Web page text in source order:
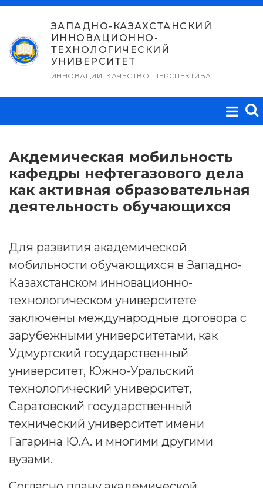
Перейти
содержимому
ЗАПАДНО-КАЗАХСТАНСКИЙ
ИННОВАЦИОННО-
ТЕХНОЛОГИЧЕСКИЙ
УНИВЕРСИТЕТ
ИННОВАЦИИ, КАЧЕСТВО, ПЕРСПЕКТИВА
Акдемическая мобильность
кафедры нефтегазового дела
как активная образовательная
деятельность обучающихся
Для развития академической
мобильности обучающихся в Западно-
Казахстанском инновационно-
технологическом университете
заключены международные договора с
зарубежными университетами, как
Удмуртский государственный
университет, Южно-Уральский
технологический университет,
Саратовский государственный
технический университет имени
Гагарина Ю.А. и многими другими
вузами.